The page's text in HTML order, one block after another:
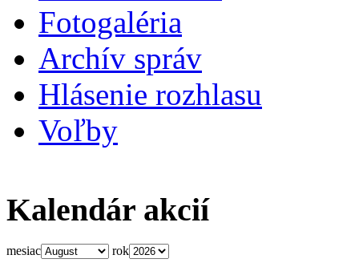
Fotogaléria
Archív správ
Hlásenie rozhlasu
Voľby
Kalendár akcií
mesiac rok